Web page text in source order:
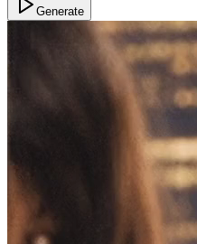
Generate